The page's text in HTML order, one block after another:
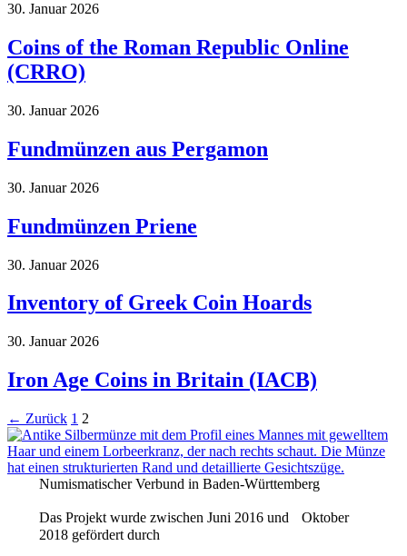
30. Januar 2026
Coins of the Roman Republic Online
(CRRO)
30. Januar 2026
Fundmünzen aus Pergamon
30. Januar 2026
Fundmünzen Priene
30. Januar 2026
Inventory of Greek Coin Hoards
30. Januar 2026
Iron Age Coins in Britain (IACB)
← Zurück 1 2
Numismatischer Verbund in Baden-Württemberg
Das Projekt wurde zwischen Juni 2016 und Oktober
2018 gefördert durch